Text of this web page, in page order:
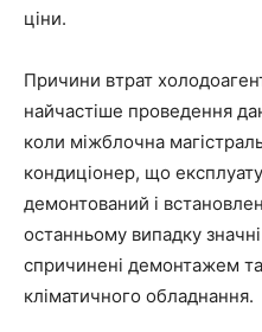
ціни.
Причини втрат
найчастіше проведення
коли міжблочна
кондиціонер, що
демонтований і
останньому випадку
спричинені демонтажем
кліматичного обладнання.